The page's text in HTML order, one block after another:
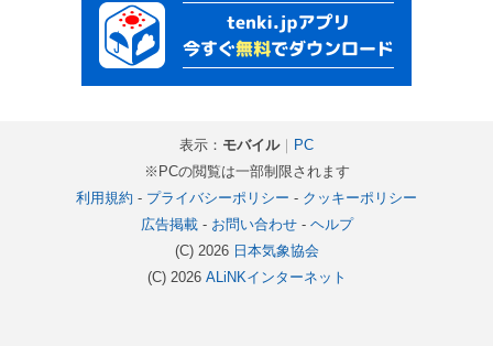
表示： モバイル｜
PC
※PCの閲覧は一部制限されます
利用規約 - プライバシーポリシー - クッキーポリシー
広告掲載- お問い合わせ- ヘルプ
(C) 2026 日本気象協会
(C) 2026 ALiNKインターネット